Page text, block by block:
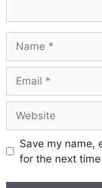
Save my name,
for the next